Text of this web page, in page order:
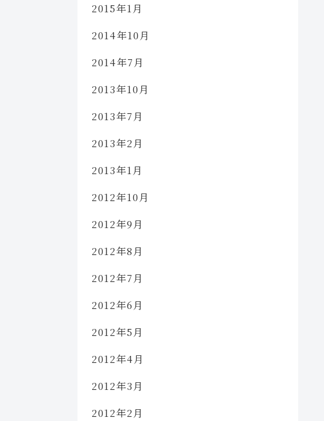
2015年1月
2014年10月
2014年7月
2013年10月
2013年7月
2013年2月
2013年1月
2012年10月
2012年9月
2012年8月
2012年7月
2012年6月
2012年5月
2012年4月
2012年3月
2012年2月